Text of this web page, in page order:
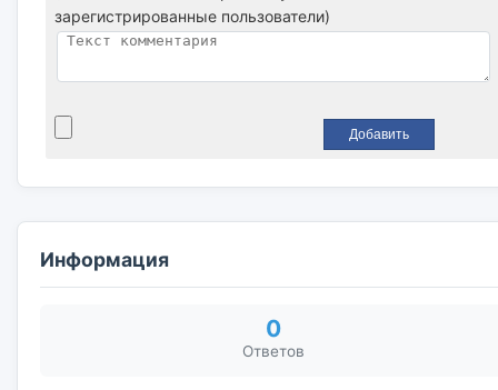
зарегистрированные пользователи)
Информация
0
Ответов